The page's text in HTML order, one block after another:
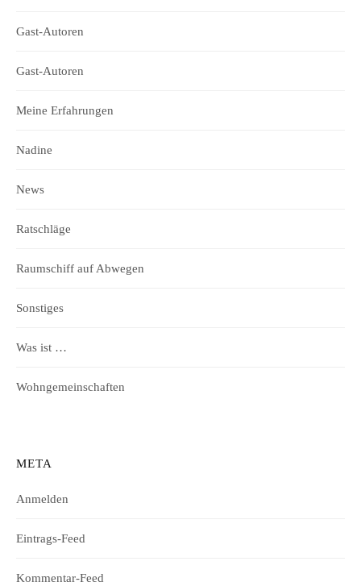
Gast-Autoren
Gast-Autoren
Meine Erfahrungen
Nadine
News
Ratschläge
Raumschiff auf Abwegen
Sonstiges
Was ist …
Wohngemeinschaften
META
Anmelden
Eintrags-Feed
Kommentar-Feed